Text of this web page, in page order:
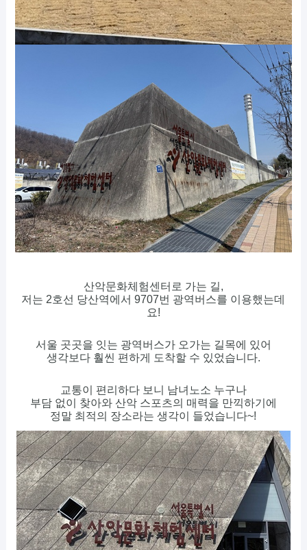
산악문화체험센터로 가는 길,
저는 2호선 당산역에서 9707번 광역버스를 이용했는데
요!
서울 곳곳을 잇는 광역버스가 오가는 길목에 있어
생각보다 훨씬 편하게 도착할 수 있었습니다.
교통이 편리하다 보니 남녀노소 누구나
부담 없이 찾아와 산악 스포츠의 매력을 만끽하기에
정말 최적의 장소라는 생각이 들었습니다~!